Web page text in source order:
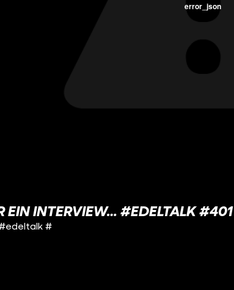
error_json
EIN INTERVIEW… #EDELTALK #401
#